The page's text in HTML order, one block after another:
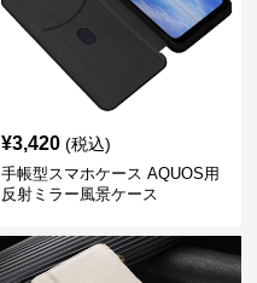
¥3,420 (税込)
手帳型スマホケース AQUOS用
反射ミラー風景ケース